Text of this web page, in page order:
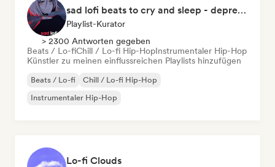
sad lofi beats to cry and sleep - depressing times.
Playlist-Kurator
> 2300 Antworten gegeben
Beats / Lo-fiChill / Lo-fi Hip-HopInstrumentaler Hip-Hop
Künstler zu meinen einflussreichen Playlists hinzufügen
Beats / Lo-fi
Chill / Lo-fi Hip-Hop
Instrumentaler Hip-Hop
Lo-fi Clouds